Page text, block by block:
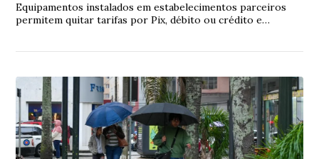
Equipamentos instalados em estabelecimentos parceiros
permitem quitar tarifas por Pix, débito ou crédito e